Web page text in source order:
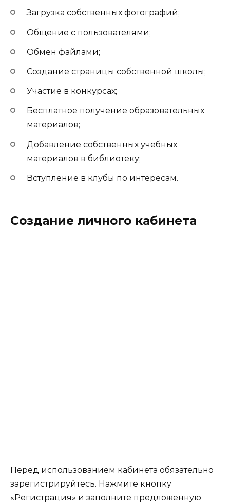
Загрузка собственных фотографий;
Общение с пользователями;
Обмен файлами;
Создание страницы собственной школы;
Участие в конкурсах;
Бесплатное получение образовательных
материалов;
Добавление собственных учебных
материалов в библиотеку;
Вступление в клубы по интересам.
Создание личного кабинета
Перед использованием кабинета обязательно
зарегистрируйтесь. Нажмите кнопку
«Регистрация» и заполните предложенную